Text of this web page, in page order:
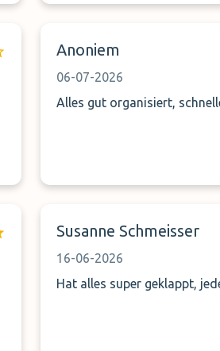
Anoniem
06-07-2026
Alles gut organisiert,
Susanne Schmeisser
16-06-2026
Hat alles super geklappt,